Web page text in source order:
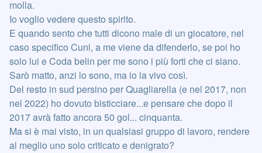
molla.
Io voglio vedere questo spirito.
E quando sento che tutti dicono male di un giocatore, nel
caso specifico Cuni, a me viene da difenderlo, se poi ho
solo lui e Coda belin per me sono i più forti che ci siano.
Sarò matto, anzi lo sono, ma io la vivo così.
Del resto in sud persino per Quagliarella (e nel 2017, non
nel 2022) ho dovuto bisticciare...e pensare che dopo il
2017 avrà fatto ancora 50 gol... cinquanta.
Ma si è mai visto, in un qualsiasi gruppo di lavoro, rendere
al meglio uno solo criticato e denigrato?